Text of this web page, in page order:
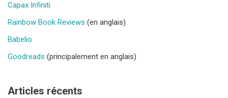
Capax Infiniti
Rainbow Book Reviews (en anglais)
Babelio
Goodreads (principalement en anglais)
Articles récents